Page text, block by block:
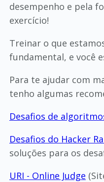
desempenho e pela
exercício!
Treinar o que
fundamental, e você
Para te ajudar com
tenho algumas
Desafios de
Desafios do Hacker
soluções para os
URI - Online Judge